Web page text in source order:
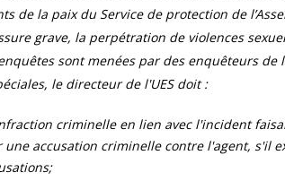
de la paix du Service de protection de
grave, la perpétration de violences
sont menées par des enquêteurs de
le directeur de l'UES doit :
criminelle en lien avec l'incident
accusation criminelle contre l'agent, s'il